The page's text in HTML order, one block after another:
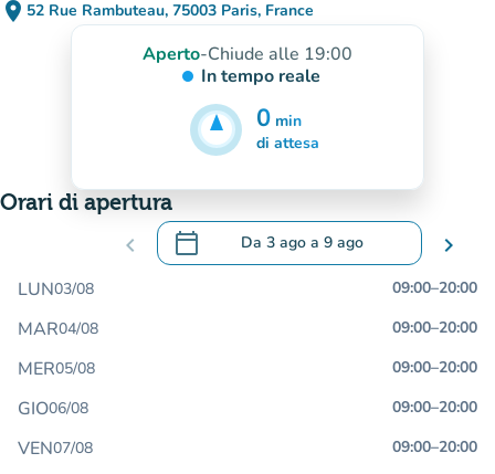
place 52 Rue Rambuteau, 75003 Paris, France
(apri in Google Maps)
(nuova scheda)
Aperto-Chiude alle 19:00
In tempo reale
0 min
5 min
di attesa
Orari di apertura
chevron_left calendar_today Da 3 ago a 9 ago
.Aprire il calendario per modificare le
chevron_right
LUN03/08 09:00–20:00
MAR04/08 09:00–20:00
MER05/08 09:00–20:00
GIO06/08 09:00–20:00
VEN07/08 09:00–20:00